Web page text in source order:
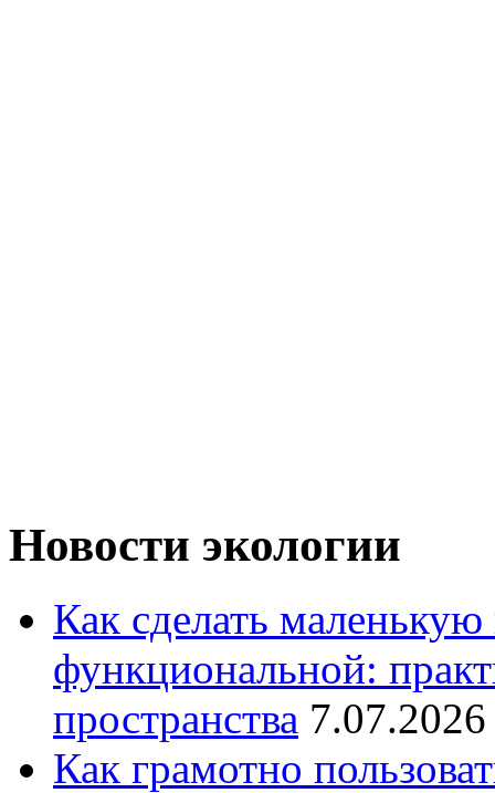
Новости экологии
Как сделать
функциональной:
пространства
Как грамотно